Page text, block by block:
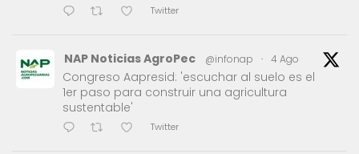
Twitter
NAP Noticias AgroPec @infonap · 4 Ago
Congreso Aapresid: 'escuchar al suelo es el
1er paso para construir una agricultura
sustentable'
Twitter